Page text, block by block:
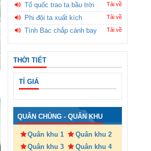
Tổ quốc trao ta bầu trời Tải về
Phi đội ta xuất kích Tải về
Tình Bác chắp cánh bay Tải về
THỜI TIẾT
TỈ GIÁ
QUÂN CHỦNG - QUÂN KHU
Quân khu 1
Quân khu 2
Quân khu 3
Quân khu 4